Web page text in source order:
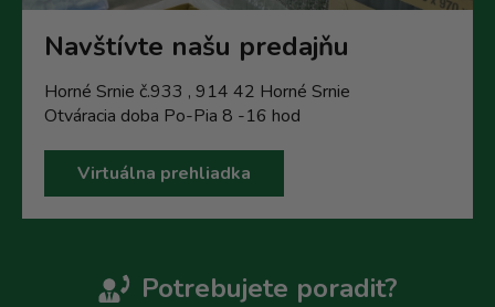
Navštívte našu predajňu
Horné Srnie č.933 , 914 42 Horné Srnie
Otváracia doba Po-Pia 8 -16 hod
Virtuálna prehliadka
Potrebujete poradit?